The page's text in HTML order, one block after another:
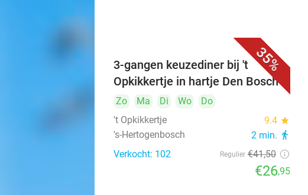
35%
3-gangen keuzediner bij 't
Opkikkertje in hartje Den Bosch
Zo Ma Di Wo
Do
't Opkikkertje
9.4 star
's-Hertogenbosch 2 min. directions_walk
Verkocht: 102 Regulier €41,50
€26,95